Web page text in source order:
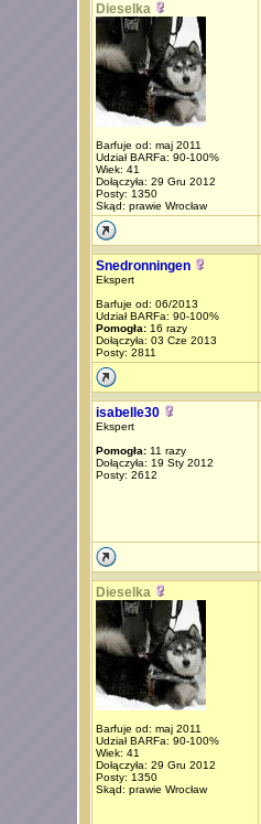
Dieselka
Barfuje od: maj 2011
Udział BARFa: 90-100%
Wiek: 41
Dołączyła: 29 Gru 2012
Posty: 1350
Skąd: prawie Wrocław
Snedronningen
Ekspert
Barfuje od: 06/2013
Udział BARFa: 90-100%
Pomogła:16 razy
Dołączyła: 03 Cze 2013
Posty: 2811
isabelle30
Ekspert
Pomogła:11 razy
Dołączyła: 19 Sty 2012
Posty: 2612
Dieselka
Barfuje od: maj 2011
Udział BARFa: 90-100%
Wiek: 41
Dołączyła: 29 Gru 2012
Posty: 1350
Skąd: prawie Wrocław